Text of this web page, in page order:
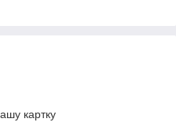
картку